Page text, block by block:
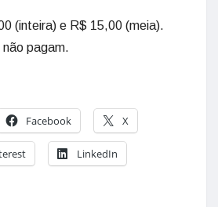
(inteira) e R$ 15,00 (meia).
pagam.
Facebook X
LinkedIn